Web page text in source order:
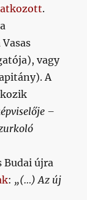
.
vagy
A
–
Budai újra
: „(…) Az új